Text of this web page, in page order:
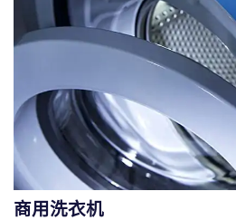
商用洗衣机